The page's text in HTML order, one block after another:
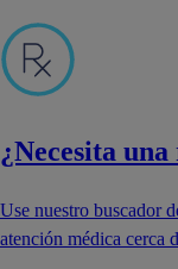
¿Necesita
Use nuestro buscador
atención médica cerca